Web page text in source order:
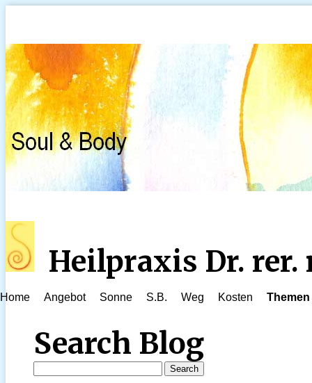
Heilpraxis Dr. rer.
Home Angebot Sonne S.B. Weg Kosten Themen
Search Blog